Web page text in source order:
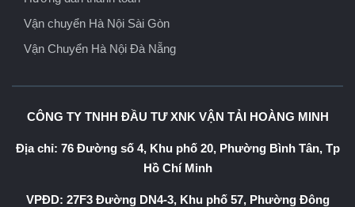
Vận chuyển Hà Nội Sài Gòn
Vận Chuyển Hà Nội Đà Nẵng
CÔNG TY TNHH ĐẦU TƯ XNK VẬN TẢI HOÀNG MINH
Địa chỉ: 76 Đường số 4, Khu phố 20, Phường Bình Tân, Tp
Hồ Chí Minh
VPĐD: 27F3 Đường DN4-3, Khu phố 57, Phường Đông